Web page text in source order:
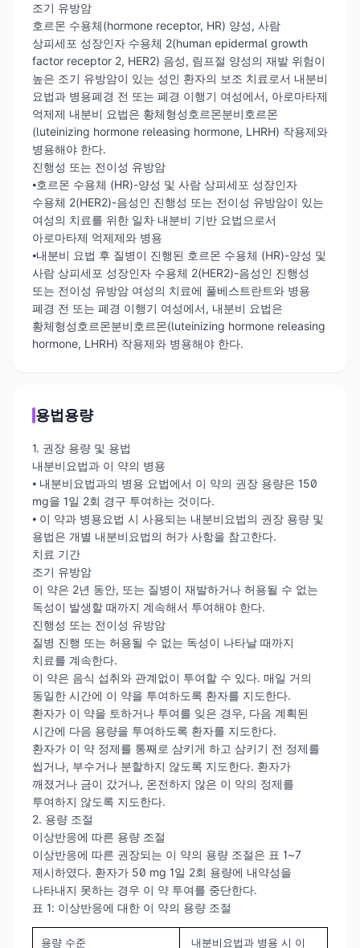
조기 유방암
호르몬 수용체(hormone receptor, HR) 양성, 사람
상피세포 성장인자 수용체 2(human epidermal growth
factor receptor 2, HER2) 음성, 림프절 양성의 재발 위험이
높은 조기 유방암이 있는 성인 환자의 보조 치료로서 내분비
요법과 병용폐경 전 또는 폐경 이행기 여성에서, 아로마타제
억제제 내분비 요법은 황체형성호르몬분비호르몬
(luteinizing hormone releasing hormone, LHRH) 작용제와
병용해야 한다.
진행성 또는 전이성 유방암
⦁호르몬 수용체 (HR)-양성 및 사람 상피세포 성장인자
수용체 2(HER2)-음성인 진행성 또는 전이성 유방암이 있는
여성의 치료를 위한 일차 내분비 기반 요법으로서
아로마타제 억제제와 병용
⦁내분비 요법 후 질병이 진행된 호르몬 수용체 (HR)-양성 및
사람 상피세포 성장인자 수용체 2(HER2)-음성인 진행성
또는 전이성 유방암 여성의 치료에 풀베스트란트와 병용
폐경 전 또는 폐경 이행기 여성에서, 내분비 요법은
황체형성호르몬분비호르몬(luteinizing hormone releasing
hormone, LHRH) 작용제와 병용해야 한다.
용법용량
1. 권장 용량 및 용법
내분비요법과 이 약의 병용
⦁ 내분비요법과의 병용 요법에서 이 약의 권장 용량은 150
mg을 1일 2회 경구 투여하는 것이다.
⦁ 이 약과 병용요법 시 사용되는 내분비요법의 권장 용량 및
용법은 개별 내분비요법의 허가 사항을 참고한다.
치료 기간
조기 유방암
이 약은 2년 동안, 또는 질병이 재발하거나 허용될 수 없는
독성이 발생할 때까지 계속해서 투여해야 한다.
진행성 또는 전이성 유방암
질병 진행 또는 허용될 수 없는 독성이 나타날 때까지
치료를 계속한다.
이 약은 음식 섭취와 관계없이 투여할 수 있다. 매일 거의
동일한 시간에 이 약을 투여하도록 환자를 지도한다.
환자가 이 약을 토하거나 투여를 잊은 경우, 다음 계획된
시간에 다음 용량을 투여하도록 환자를 지도한다.
환자가 이 약 정제를 통째로 삼키게 하고 삼키기 전 정제를
씹거나, 부수거나 분할하지 않도록 지도한다. 환자가
깨졌거나 금이 갔거나, 온전하지 않은 이 약의 정제를
투여하지 않도록 지도한다.
2. 용량 조절
이상반응에 따른 용량 조절
이상반응에 따른 권장되는 이 약의 용량 조절은 표 1~7
제시하였다. 환자가 50 mg 1일 2회 용량에 내약성을
나타내지 못하는 경우 이 약 투여를 중단한다.
표 1: 이상반응에 대한 이 약의 용량 조절
용량 수준
내분비요법과 병용 시 이